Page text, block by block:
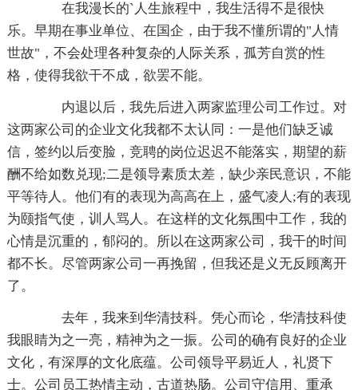
在我漫长的`人生旅程中，我生活得不是很快
乐。早期在事业单位、在国企，由于我不懂所谓的"人情
世故"，不会处理各种复杂的人际关系，孤芳自赏的性
格，使得我欲干不成，欲罢不能。
内退以后，我先后进入两家监理公司工作过。对
这两家公司的企业文化我都不太认同：一是他们缺乏诚
信，签约以后变脸，竞聘的岗位迟迟不能落实，期望的薪
酬不给如数兑现;二是领导素质太差，缺少亲民意识，不能
平等待人。他们有的表现为高高在上，盛气凌人;有的表现
为颐指气使，训人骂人。在这样的文化氛围中工作，我的
心情是沉重的，郁闷的。所以在这两家公司，我干的时间
都不长。尽管两家公司一再挽留，但我还是义无反顾离开
了。
去年，我来到华清技科。凭心而论，华清技科使
我眼睛为之一亮，精神为之一振。公司的确有良好的企业
文化，有深厚的文化底蕴。公司领导平易近人，礼贤下
士。公司员工热情主动，古道热肠。公司守信用、重承